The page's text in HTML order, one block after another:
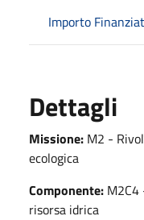
Importo
Dettagli
Missione: M2 -
ecologica
Componente:
risorsa idrica